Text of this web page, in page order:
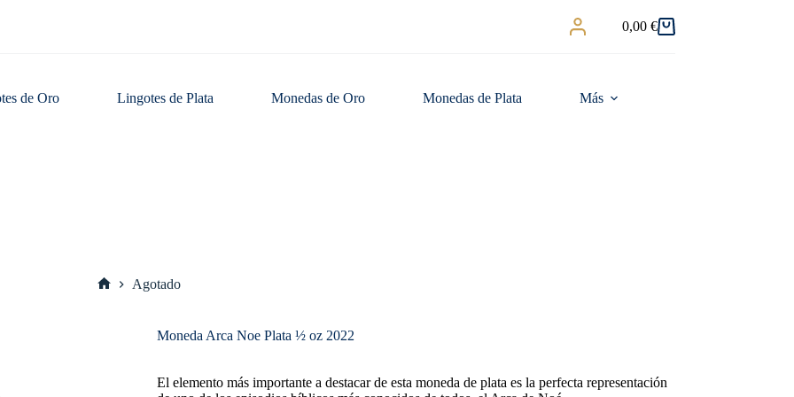
Carro
0,00 €
de Oro Lingotes de Plata Monedas de Oro Monedas de Plata Más
Agotado
Moneda Arca Noe Plata ½ oz 2022
El elemento más importante a destacar de esta moneda de plata es la perfecta representación